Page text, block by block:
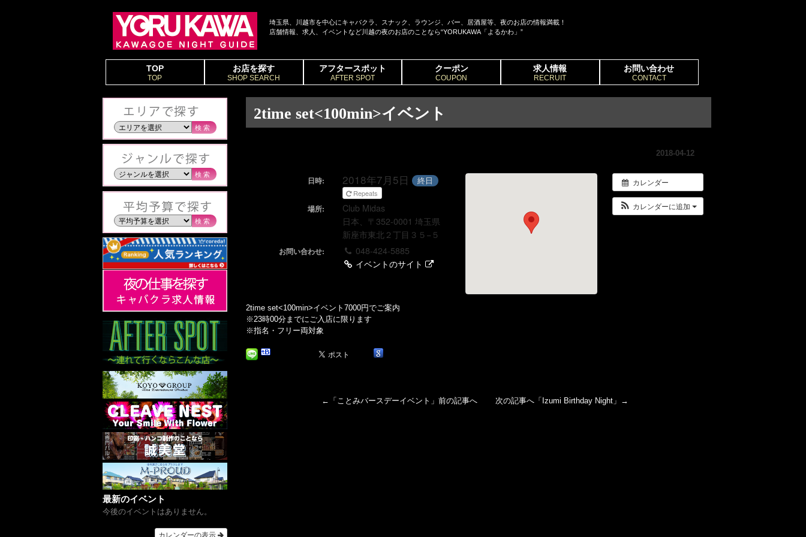
埼玉県、川越市を中心にキャバクラ、スナック、ラウンジ、バー、居酒屋等、夜のお店の情報満載！
店舗情報、求人、イベントなど川越の夜のお店のことなら“YORUKAWA「よるかわ」”
TOP
TOP
お店を探す
SHOP SEARCH
アフタースポット
AFTER SPOT
クーポン
COUPON
求人情報
RECRUIT
お問い合わせ
CONTACT
2time set<100min>イベント
2018-04-12
カレンダー
カレンダーに追加
日時: 2018年7月5日 終日
Repeats
場所:
Club Midas
日本、〒352-0001 埼玉県
新座市東北２丁目３５−５
お問い合わせ:
048-424-5885
イベントのサイト
2time set<100min>イベント7000円でご案内
※23時00分までにご入店に限ります
※指名・フリー両対象
←「 ことみバースデーイベント 」前の記事へ 次の記事へ「 Izumi Birthday Night」→
検索
検索
検索
最新のイベント
今後のイベントはありません。
カレンダーの表示